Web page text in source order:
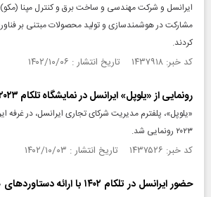
ایرانسل و شرکت مهندسی و ساخت برق و کنترل مپنا
مشارکت در هوشمندسازی و تولید محصولات مبتنی بر
کردند.
کد خبر: ۱۴۳۷۹۱۸ تاریخ انتشار : ۱۴۰۲/۱۰/۰۶
رونمایی از «یلوپل» ایرانسل در نمایشگاه تلکام ۲۰۲۳
«یلوپل»، پلفترم مدیریت شرکای تجاری ایرانسل، در غرفه
۲۰۲۳ رونمایی شد.
کد خبر: ۱۴۳۷۵۲۶ تاریخ انتشار : ۱۴۰۲/۱۰/۰۳
حضور ایرانسل در تلکام ۱۴۰۲ با